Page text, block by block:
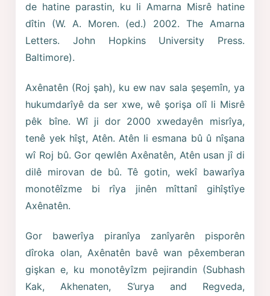
de hatine parastin, ku li Amarna Misrê hatine
dîtin (W. A. Moren. (ed.) 2002. The Amarna
Letters. John Hopkins University Press.
Baltimore).
Axênatên (Roj şah), ku ew nav sala şeşemîn, ya
hukumdarîyê da ser xwe, wê şorişa olî li Misrê
pêk bîne. Wî ji dor 2000 xwedayên misrîya,
tenê yek hîşt, Atên. Atên li esmana bû û nîşana
wî Roj bû. Gor qewlên Axênatên, Atên usan jî di
dilê mirovan de bû. Tê gotin, wekî bawarîya
monotêîzme bi rîya jinên mîttanî gihîştîye
Axênatên.
Gor bawerîya piranîya zanîyarên pisporên
dîroka olan, Axênatên bavê wan pêxemberan
gişkan e, ku monotêyîzm pejirandin (Subhash
Kak, Akhenaten, S’urya and Regveda,